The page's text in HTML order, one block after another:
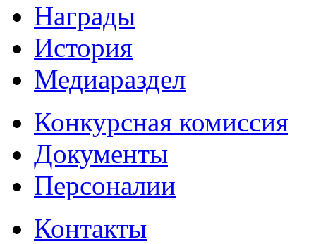
Награды
История
Медиараздел
Конкурсная комиссия
Документы
Персоналии
Контакты